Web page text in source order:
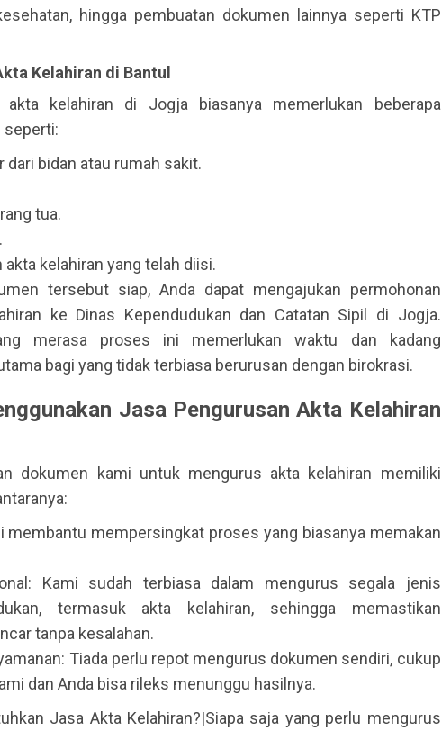
hingga pembuatan dokumen lainnya seperti KTP
Kelahiran di Bantul
akta kelahiran di Jogja biasanya memerlukan beberapa
seperti:
dari bidan atau rumah sakit.
tua.
kelahiran yang telah diisi.
tersebut siap, Anda dapat mengajukan permohonan
ke Dinas Kependudukan dan Catatan Sipil di Jogja.
merasa proses ini memerlukan waktu dan kadang
bagi yang tidak terbiasa berurusan dengan birokrasi.
Jasa Pengurusan Akta Kelahiran
dokumen kami untuk mengurus akta kelahiran memiliki
membantu mempersingkat proses yang biasanya memakan
Kami sudah terbiasa dalam mengurus segala jenis
termasuk akta kelahiran, sehingga memastikan
tanpa kesalahan.
Tiada perlu repot mengurus dokumen sendiri, cukup
dan Anda bisa rileks menunggu hasilnya.
Jasa Akta Kelahiran?|Siapa saja yang perlu mengurus